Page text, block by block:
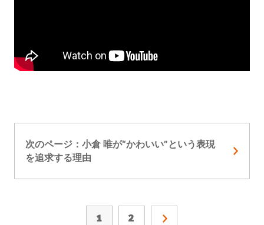
次のページ：小倉 唯が“かわいい”という表現
を追求する理由
1 2